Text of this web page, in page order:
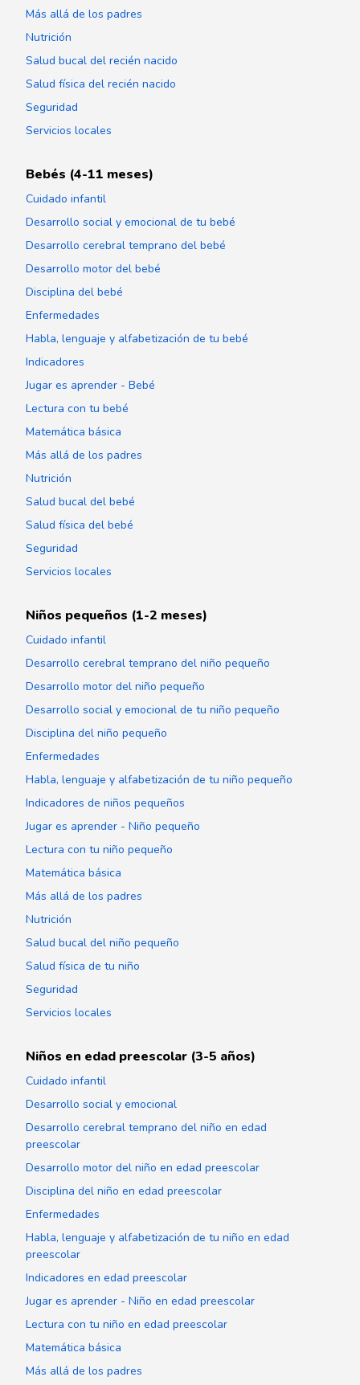
Más allá de los padres
Nutrición
Salud bucal del recién nacido
Salud física del recién nacido
Seguridad
Servicios locales
Bebés (4-11 meses)
Cuidado infantil
Desarrollo social y emocional de tu bebé
Desarrollo cerebral temprano del bebé
Desarrollo motor del bebé
Disciplina del bebé
Enfermedades
Habla, lenguaje y alfabetización de tu bebé
Indicadores
Jugar es aprender - Bebé
Lectura con tu bebé
Matemática básica
Más allá de los padres
Nutrición
Salud bucal del bebé
Salud física del bebé
Seguridad
Servicios locales
Niños pequeños (1-2 meses)
Cuidado infantil
Desarrollo cerebral temprano del niño pequeño
Desarrollo motor del niño pequeño
Desarrollo social y emocional de tu niño pequeño
Disciplina del niño pequeño
Enfermedades
Habla, lenguaje y alfabetización de tu niño pequeño
Indicadores de niños pequeños
Jugar es aprender - Niño pequeño
Lectura con tu niño pequeño
Matemática básica
Más allá de los padres
Nutrición
Salud bucal del niño pequeño
Salud física de tu niño
Seguridad
Servicios locales
Niños en edad preescolar (3-5 años)
Cuidado infantil
Desarrollo social y emocional
Desarrollo cerebral temprano del niño en edad
preescolar
Desarrollo motor del niño en edad preescolar
Disciplina del niño en edad preescolar
Enfermedades
Habla, lenguaje y alfabetización de tu niño en edad
preescolar
Indicadores en edad preescolar
Jugar es aprender - Niño en edad preescolar
Lectura con tu niño en edad preescolar
Matemática básica
Más allá de los padres